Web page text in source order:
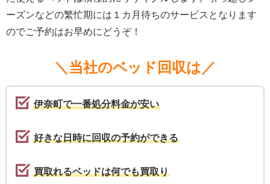
ーズンなどの繁忙期には１カ月待ちのサービスとなります
のでご予約はお早めにどうぞ！
＼当社のベッド回収は／
伊奈町で一番処分料金が安い
好きな日時に回収の予約ができる
買取れるベッドは何でも買取り